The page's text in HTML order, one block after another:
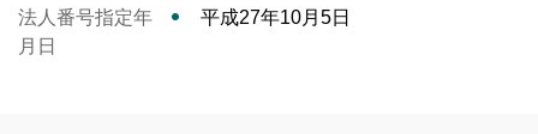
法人番号指定年
月日
平成27年10月5日